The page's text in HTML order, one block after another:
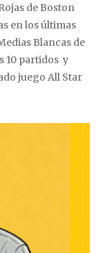
de Boston
en los últimas
Blancas de
10 partidos y
juego All Star